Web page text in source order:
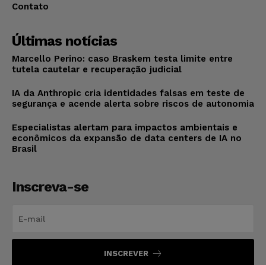
Contato
Últimas notícias
Marcello Perino: caso Braskem testa limite entre
tutela cautelar e recuperação judicial
IA da Anthropic cria identidades falsas em teste de
segurança e acende alerta sobre riscos de autonomia
Especialistas alertam para impactos ambientais e
econômicos da expansão de data centers de IA no
Brasil
Inscreva-se
INSCREVER